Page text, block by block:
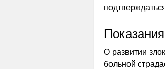
О развитии
больной